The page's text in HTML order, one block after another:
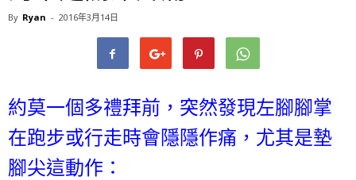
By Ryan - 2016年3月14日
約莫一個多禮拜前，突然發現左腳腳掌
在跑步或行走時會隱隱作痛，尤其是墊
腳尖這動作：